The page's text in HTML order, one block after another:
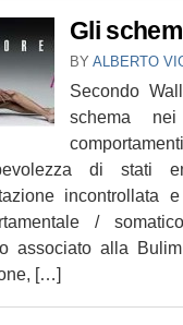
Gli
BY ALBERTO
Secondo
schema
di stati
incontrollata
/
associato alla
[…]